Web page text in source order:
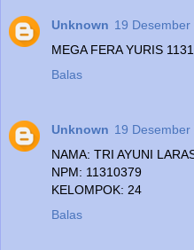
Unknown 19
MEGA FERA YURIS
Balas
Unknown 19
NAMA: TRI AYUNI
NPM: 11310379
KELOMPOK: 24
Balas